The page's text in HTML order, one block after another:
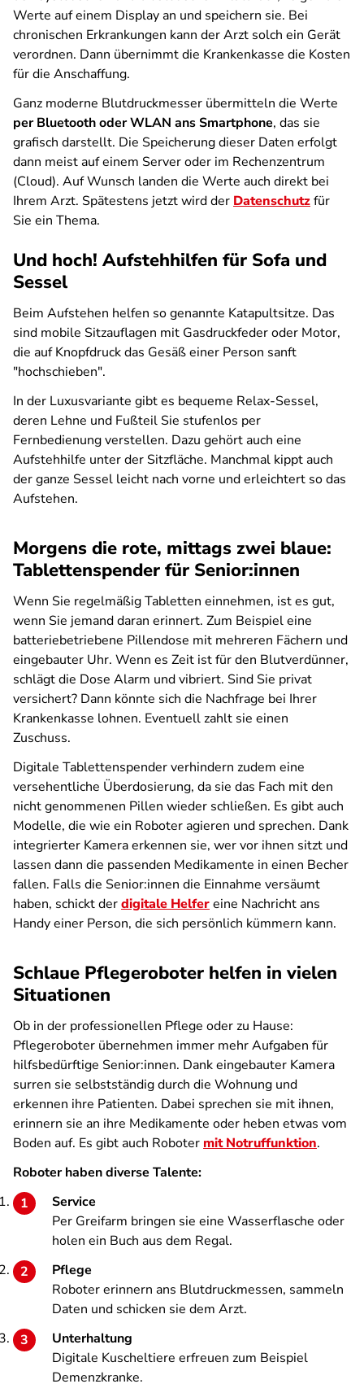
Werte auf einem Display an und speichern sie. Bei
chronischen Erkrankungen kann der Arzt solch ein Gerät
verordnen. Dann übernimmt die Krankenkasse die Kosten
für die Anschaffung.
Ganz moderne Blutdruckmesser übermitteln die Werte
per Bluetooth oder WLAN ans Smartphone, das sie
grafisch darstellt. Die Speicherung dieser Daten erfolgt
dann meist auf einem Server oder im Rechenzentrum
(Cloud). Auf Wunsch landen die Werte auch direkt bei
Ihrem Arzt. Spätestens jetzt wird der Datenschutzfür
Sie ein Thema.
Und hoch! Aufstehhilfen für Sofa und
Sessel
Beim Aufstehen helfen so genannte Katapultsitze. Das
sind mobile Sitzauflagen mit Gasdruckfeder oder Motor,
die auf Knopfdruck das Gesäß einer Person sanft
"hochschieben".
In der Luxusvariante gibt es bequeme Relax-Sessel,
deren Lehne und Fußteil Sie stufenlos per
Fernbedienung verstellen. Dazu gehört auch eine
Aufstehhilfe unter der Sitzfläche. Manchmal kippt auch
der ganze Sessel leicht nach vorne und erleichtert so das
Aufstehen.
Morgens die rote, mittags zwei blaue:
Tablettenspender für Senior:innen
Wenn Sie regelmäßig Tabletten einnehmen, ist es gut,
wenn Sie jemand daran erinnert. Zum Beispiel eine
batteriebetriebene Pillendose mit mehreren Fächern und
eingebauter Uhr. Wenn es Zeit ist für den Blutverdünner,
schlägt die Dose Alarm und vibriert. Sind Sie privat
versichert? Dann könnte sich die Nachfrage bei Ihrer
Krankenkasse lohnen. Eventuell zahlt sie einen
Zuschuss.
Digitale Tablettenspender verhindern zudem eine
versehentliche Überdosierung, da sie das Fach mit den
nicht genommenen Pillen wieder schließen. Es gibt auch
Modelle, die wie ein Roboter agieren und sprechen. Dank
integrierter Kamera erkennen sie, wer vor ihnen sitzt und
lassen dann die passenden Medikamente in einen Becher
fallen. Falls die Senior:innen die Einnahme versäumt
haben, schickt derdigitale Helfereine Nachricht ans
Handy einer Person, die sich persönlich kümmern kann.
Schlaue Pflegeroboter helfen in vielen
Situationen
Ob in der professionellen Pflege oder zu Hause:
Pflegeroboter übernehmen immer mehr Aufgaben für
hilfsbedürftige Senior:innen. Dank eingebauter Kamera
surren sie selbstständig durch die Wohnung und
erkennen ihre Patienten. Dabei sprechen sie mit ihnen,
erinnern sie an ihre Medikamente oder heben etwas vom
Boden auf. Es gibt auch Roboter mit Notruffunktion.
Roboter haben diverse Talente:
Service
Per Greifarm bringen sie eine Wasserflasche oder
holen ein Buch aus dem Regal.
Pflege
Roboter erinnern ans Blutdruckmessen, sammeln
Daten und schicken sie dem Arzt.
Unterhaltung
Digitale Kuscheltiere erfreuen zum Beispiel
Demenzkranke.